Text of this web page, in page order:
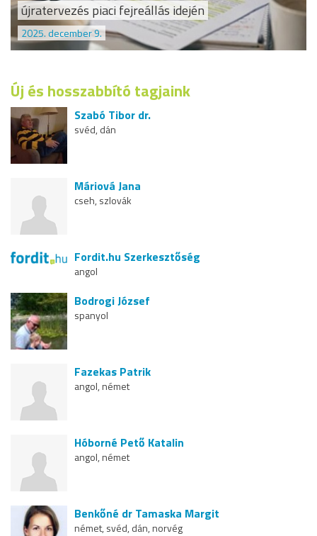
újratervezés piaci fejreállás idején
2025. december 9.
Új és hosszabbító tagjaink
Szabó Tibor dr.
svéd, dán
Máriová Jana
cseh, szlovák
Fordit.hu Szerkesztőség
angol
Bodrogi József
spanyol
Fazekas Patrik
angol, német
Hóborné Pető Katalin
angol, német
Benkőné dr Tamaska Margit
német, svéd, dán, norvég